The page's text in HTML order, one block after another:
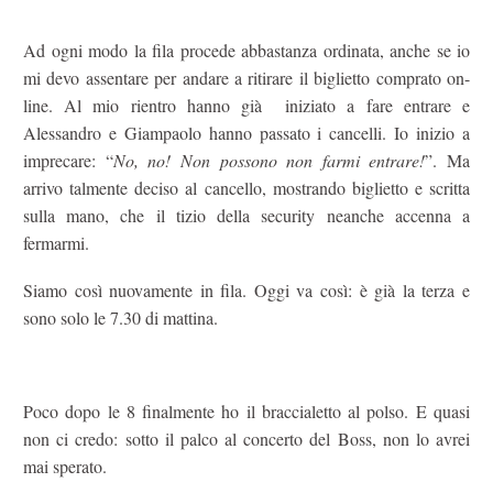
Ad ogni modo la fila procede abbastanza ordinata, anche se io
mi devo assentare per andare a ritirare il biglietto comprato on-
line. Al mio rientro hanno già iniziato a fare entrare e
Alessandro e Giampaolo hanno passato i cancelli. Io inizio a
imprecare: “No, no! Non possono non farmi entrare!”. Ma
arrivo talmente deciso al cancello, mostrando biglietto e scritta
sulla mano, che il tizio della security neanche accenna a
fermarmi.
Siamo così nuovamente in fila. Oggi va così: è già la terza e
sono solo le 7.30 di mattina.
Poco dopo le 8 finalmente ho il braccialetto al polso. E quasi
non ci credo: sotto il palco al concerto del Boss, non lo avrei
mai sperato.